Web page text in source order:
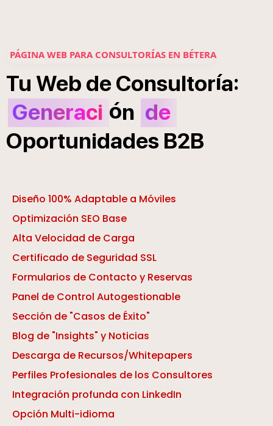
PÁGINA WEB PARA CONSULTORÍAS EN BÉTERA
Tu Web deConsultoría:
Generaci ón de
Oportunidades B2B
Diseño 100% Adaptable a Móviles
Optimización SEO Base
Alta Velocidad de Carga
Certificado de Seguridad SSL
Formularios de Contacto y Reservas
Panel de Control Autogestionable
Sección de "Casos de Éxito"
Blog de "Insights" y Noticias
Descarga de Recursos/Whitepapers
Perfiles Profesionales de los Consultores
Integración profunda con LinkedIn
Opción Multi-idioma